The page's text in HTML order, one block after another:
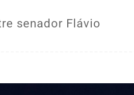
senador Flávio